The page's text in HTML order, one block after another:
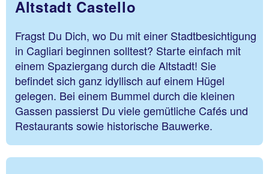
Altstadt Castello
Fragst Du Dich, wo Du mit einer Stadtbesichtigung
in Cagliari beginnen solltest? Starte einfach mit
einem Spaziergang durch die Altstadt! Sie
befindet sich ganz idyllisch auf einem Hügel
gelegen. Bei einem Bummel durch die kleinen
Gassen passierst Du viele gemütliche Cafés und
Restaurants sowie historische Bauwerke.